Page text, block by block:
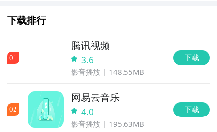
下载排行
01
腾讯视频
3.6
影音播放 148.55MB
下载
02
网易云音乐
4.0
影音播放 195.63MB
下载